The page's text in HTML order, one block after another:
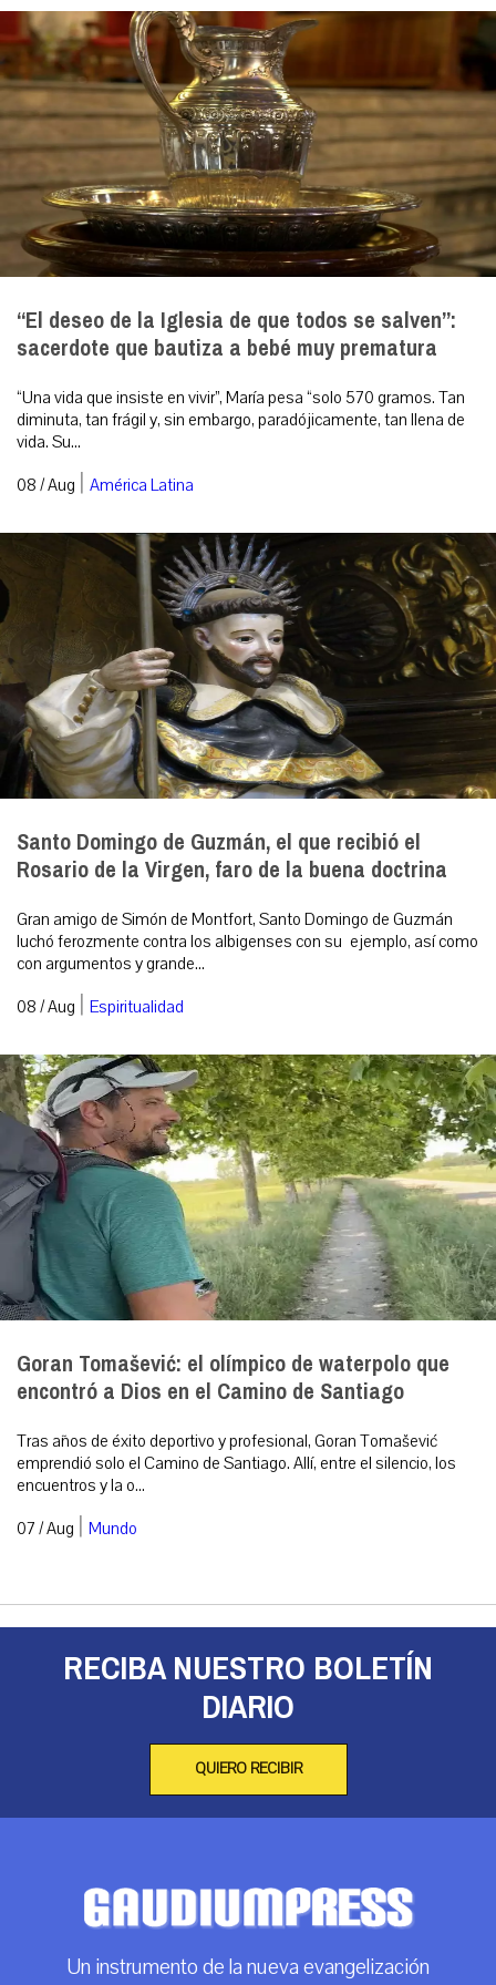
“El deseo de la Iglesia de que todos se salven”:
sacerdote que bautiza a bebé muy prematura
“Una vida que insiste en vivir”, María pesa “solo 570 gramos. Tan
diminuta, tan frágil y, sin embargo, paradójicamente, tan llena de
vida. Su...
08 / Aug | América Latina
Santo Domingo de Guzmán, el que recibió el
Rosario de la Virgen, faro de la buena doctrina
Gran amigo de Simón de Montfort, Santo Domingo de Guzmán
luchó ferozmente contra los albigenses con su ejemplo, así como
con argumentos y grande...
08 / Aug | Espiritualidad
Goran Tomašević: el olímpico de waterpolo que
encontró a Dios en el Camino de Santiago
Tras años de éxito deportivo y profesional, Goran Tomašević
emprendió solo el Camino de Santiago. Allí, entre el silencio, los
encuentros y la o...
07 / Aug | Mundo
RECIBA NUESTRO BOLETÍN
DIARIO
QUIERO RECIBIR
Un instrumento de la nueva evangelización